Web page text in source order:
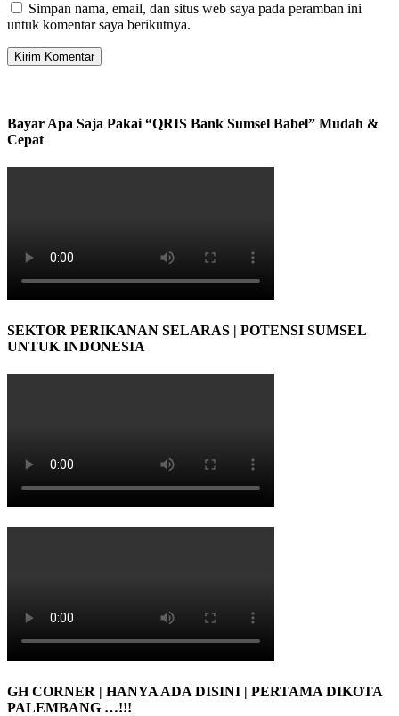
Simpan nama, email, dan situs web saya pada peramban ini
untuk komentar saya berikutnya.
Bayar Apa Saja Pakai “QRIS Bank Sumsel Babel” Mudah &
Cepat
SEKTOR PERIKANAN SELARAS | POTENSI SUMSEL
UNTUK INDONESIA
GH CORNER | HANYA ADA DISINI | PERTAMA DIKOTA
PALEMBANG …!!!